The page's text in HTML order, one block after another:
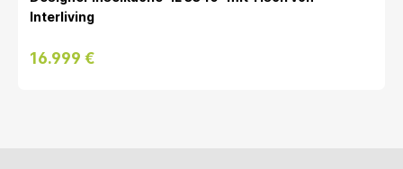
Interliving
16.999 €